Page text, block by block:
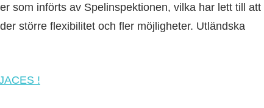
som införts av Spelinspektionen, vilka har lett till att
större flexibilitet och fler möjligheter. Utländska
!